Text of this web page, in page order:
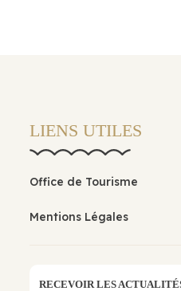
LIENS UTILES
Office de Tourisme
Mentions Légales
RECEVOIR LES